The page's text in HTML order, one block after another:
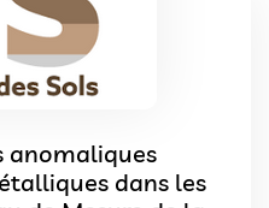
anomaliques
dans les